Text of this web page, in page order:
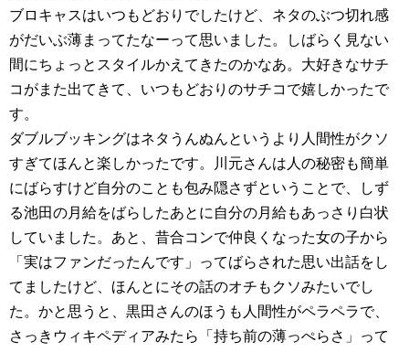
ブロキャスはいつもどおりでしたけど、ネタのぶつ切れ感
がだいぶ薄まってたなーって思いました。しばらく見ない
間にちょっとスタイルかえてきたのかなあ。大好きなサチ
コがまた出てきて、いつもどおりのサチコで嬉しかったで
す。
ダブルブッキングはネタうんぬんというより人間性がクソ
すぎてほんと楽しかったです。川元さんは人の秘密も簡単
にばらすけど自分のことも包み隠さずということで、しず
る池田の月給をばらしたあとに自分の月給もあっさり白状
していました。あと、昔合コンで仲良くなった女の子から
「実はファンだったんです」ってばらされた思い出話をし
てましたけど、ほんとにその話のオチもクソみたいでし
た。かと思うと、黒田さんのほうも人間性がペラペラで、
さっきウィキペディアみたら「持ち前の薄っぺらさ」って